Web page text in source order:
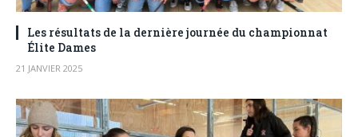
Les résultats de la dernière journée du championnat
Élite Dames
21 JANVIER 2025